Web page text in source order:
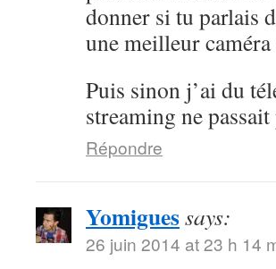
donner si tu parlais
une meilleur
Puis sinon j’ai du
streaming ne passait
Répondre
Yomiguessays:
26 juin 2014 at 23 h 14